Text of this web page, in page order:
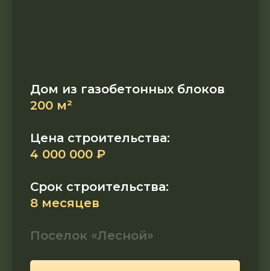
Дом из газобетонных блоков
200 м²
Цена строительства:
4 000 000 ₽
Срок строительства:
8 месяцев
Поселок «Лесной»